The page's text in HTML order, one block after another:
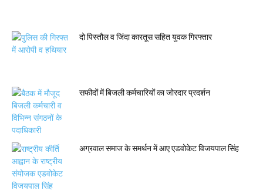
दो पिस्तौल व जिंदा कारतूस सहित युवक गिरफ्तार
सफीदों में बिजली कर्मचारियों का जोरदार प्रदर्शन
अग्रवाल समाज के समर्थन में आए एडवोकेट विजयपाल सिंह